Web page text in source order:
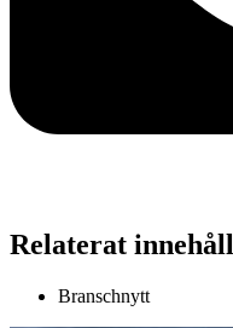
Relaterat innehåll
Branschnytt